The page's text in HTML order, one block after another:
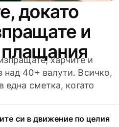
докато
и
плащания
харчите и
над 40+ валути. Всичко,
една сметка, когато
си в движение по целия